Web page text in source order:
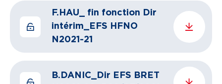
F.HAU_ fin fonction Dir
intérim_EFS HFNO
N2021-21
B.DANIC_Dir EFS BRET